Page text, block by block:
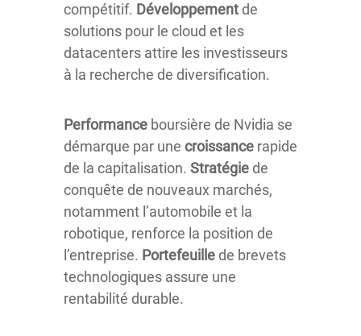
compétitif. Développement de
solutions pour le cloud et les
datacenters attire les investisseurs
à la recherche de diversification.
Performance boursière de Nvidia se
démarque par une croissance rapide
de la capitalisation. Stratégie de
conquête de nouveaux marchés,
notamment l’automobile et la
robotique, renforce la position de
l’entreprise. Portefeuille de brevets
technologiques assure une
rentabilité durable.